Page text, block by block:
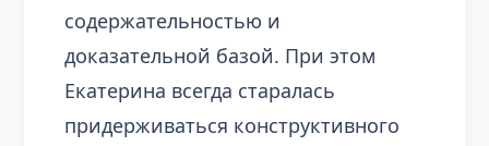
содержательностью и
доказательной базой. При этом
Екатерина всегда старалась
придерживаться конструктивного